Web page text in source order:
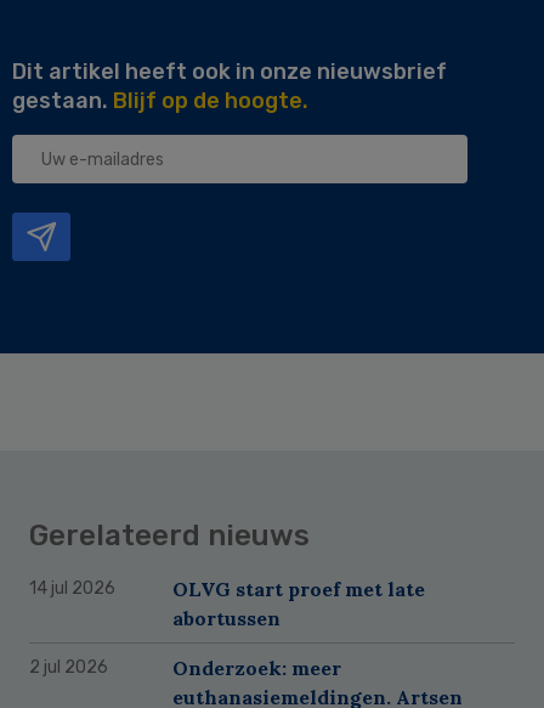
Dit artikel heeft ook in onze nieuwsbrief
gestaan. Blijf op de hoogte.
Uw
Gerelateerd nieuws
14 jul 2026
OLVG start proef met late
abortussen
2 jul 2026
Onderzoek: meer
euthanasiemeldingen. Artsen